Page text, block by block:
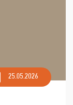
25.05.2026